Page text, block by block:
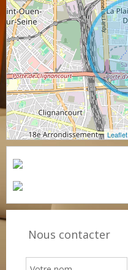
Leaflet
Nous contacter